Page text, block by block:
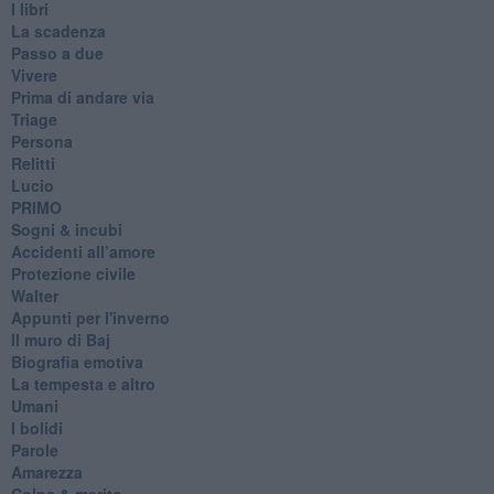
I libri
La scadenza
Passo a due
Vivere
Prima di andare via
Triage
Persona
Relitti
Lucio
PRIMO
Sogni & incubi
Accidenti all’amore
Protezione civile
Walter
Appunti per l'inverno
Il muro di Baj
Biografia emotiva
La tempesta e altro
Umani
I bolidi
Parole
Amarezza